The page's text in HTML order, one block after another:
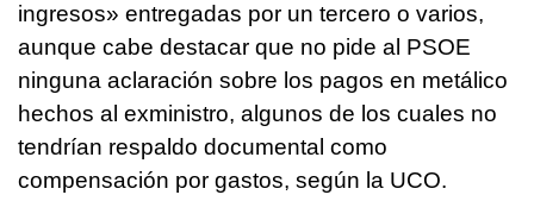
ingresos» entregadas por un tercero o varios,
aunque cabe destacar que no pide al PSOE
ninguna aclaración sobre los pagos en metálico
hechos al exministro, algunos de los cuales no
tendrían respaldo documental como
compensación por gastos, según la UCO.